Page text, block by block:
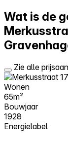
Wat is de
Zie alle
Wonen
65m²
Bouwjaar
1928
Energielabel